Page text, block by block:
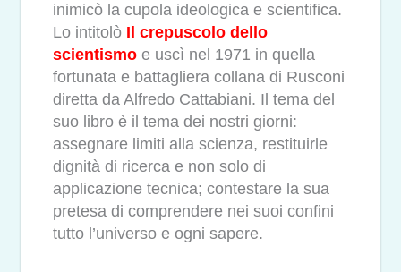
inimicò la cupola ideologica e scientifica.
Lo intitolò Il crepuscolo dello
scientismo e uscì nel 1971 in quella
fortunata e battagliera collana di Rusconi
diretta da Alfredo Cattabiani. Il tema del
suo libro è il tema dei nostri giorni:
assegnare limiti alla scienza, restituirle
dignità di ricerca e non solo di
applicazione tecnica; contestare la sua
pretesa di comprendere nei suoi confini
tutto l’universo e ogni sapere.